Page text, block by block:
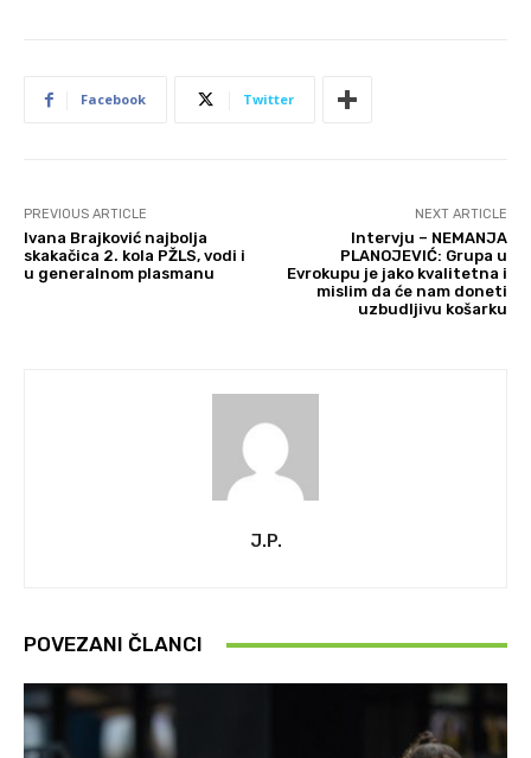
Facebook Twitter
PREVIOUS ARTICLE
Ivana Brajković najbolja
skakačica 2. kola PŽLS, vodi i
u generalnom plasmanu
NEXT ARTICLE
Intervju – NEMANJA
PLANOJEVIĆ: Grupa u
Evrokupu je jako kvalitetna i
mislim da će nam doneti
uzbudljivu košarku
J.P.
POVEZANI ČLANCI